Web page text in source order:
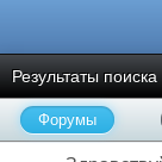
Результаты поиска
Форумы